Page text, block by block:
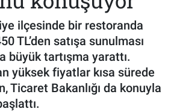
ilçesinde bir restoranda
TL’den satışa sunulması
büyük tartışma yarattı.
yüksek fiyatlar kısa sürede
Ticaret Bakanlığı da konuyla
Durumu ve Fikstür